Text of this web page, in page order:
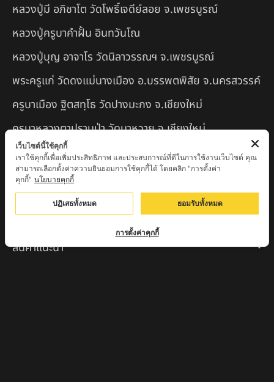
หลวงปู่มี อภิชาโต วัดโพธิ์เจดีย์ลอย จ.เพชรบูรณ์
หลวงปู่ครูบาคำฝั้น อินทวันโณ
หลวงปู่บุญ อาจาโร วัดนิลาวรรณฯ จ.เพชรบูรณ์
พระครูแก่ วัดดงแม่นางเมือง อ.บรรพตพิสัย จ.นครสวรรค์
ครูบาเมือง ฐิตสทฺโธ วัดปางมะกง จ.เชียงใหม่
ครูบาหลวงตาปราบป่า วัดนาหวาย จ.เชียงใหม่
หลวงพ่อสุพจน์ จันทูปโม วัดศรีทรงธรรม จ.นครสวรรค์
หลวงปู่เหิน วัดร่องหอย อ.ศรีเทพ จ.เพชรบูรณ์
ครูบาอินตา วัดแม่โพธิ์ จ.ตาก
ครูบามานัส วัดใหม่น้ำรูบ้านน้ำรู อ.เชียงดาว จ.เชียงใหม่
สินค้าแนะนำ
เว็บไซต์นี้ใช้คุกกี้
เราใช้คุกกี้เพื่อเพิ่มประสิทธิภาพ และประสบการณ์ที่ดีในการใช้งานเว็บไซต์ คุณ
สามารถเลือกตั้งค่าความยินยอมการใช้คุกกี้ได้ โดยคลิก "การตั้งค่า
คุกกี้" นโยบายคุกกี้
ปฏิเสธทั้งหมด ยอมรับทั้งหมด
การตั้งค่าคุกกี้